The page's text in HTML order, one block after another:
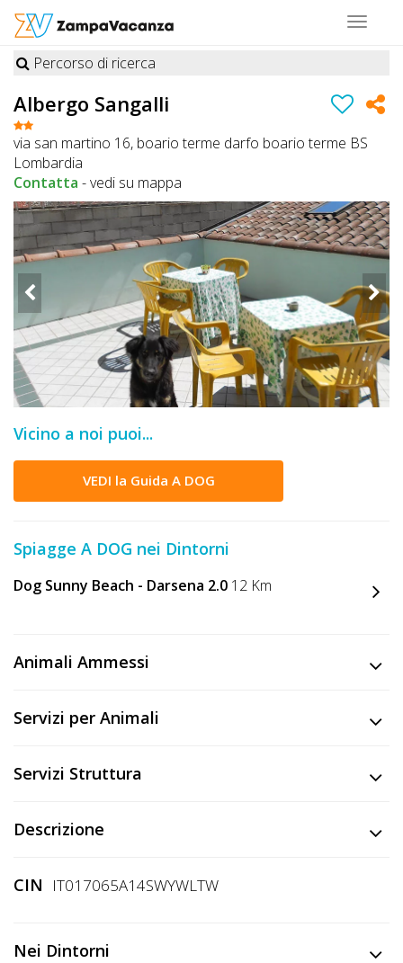
Toggle
STRUTTURE
DOG
LUOGHI
A
OFFERTE
A
INFO
DOG
CODICE
Video
Tutorial
con
Attività
Percorso di ricerca
Albergo Sangalli
via san martino 16, boario terme darfo boario terme BS
Lombardia
Contatta -vedi su mappa
Vicino a noi puoi...
VEDI la Guida A DOG
Spiagge A DOG nei Dintorni
Dog Sunny Beach - Darsena 2.0 12 Km
Animali Ammessi
Servizi per Animali
Servizi Struttura
Descrizione
CIN IT017065A14SWYWLTW
Nei Dintorni